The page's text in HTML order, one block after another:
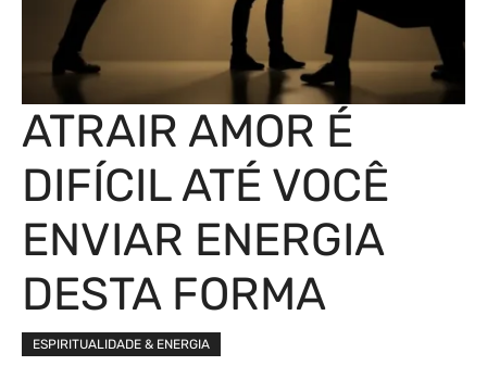
ATRAIR AMOR É
DIFÍCIL ATÉ VOCÊ
ENVIAR ENERGIA
DESTA FORMA
ESPIRITUALIDADE & ENERGIA